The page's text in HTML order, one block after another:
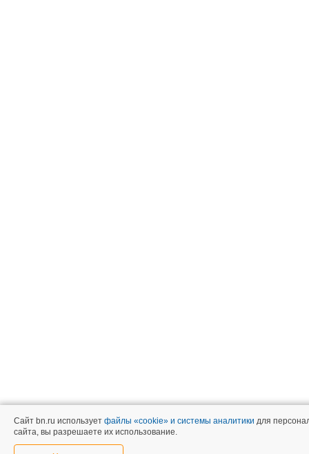
Сайт bn.ru использует файлы «cookie» и системы аналитики для
сайта, вы разрешаете их использование.